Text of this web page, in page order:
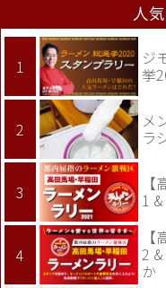
人
ジ
挙
メ
ラ
1
2
か